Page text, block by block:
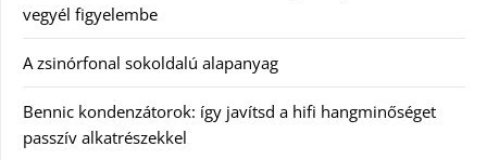
vegyél figyelembe
A zsinórfonal sokoldalú alapanyag
Bennic kondenzátorok: így javítsd a hifi hangminőséget
passzív alkatrészekkel